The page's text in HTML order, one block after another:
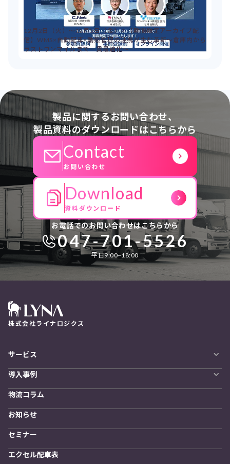
12月2日（火）～12月5日（金）：【期間限定アーカイブ配
信】WMS×自動配車×動態管理の連携が生む革新～倉庫内から
ラストワンマイルまで一貫最適化～
製品に関するお問い合わせ、
製品資料のダウンロードはこちらから
Contact
お問い合わせ
Download
資料ダウンロード
お電話でのお問い合わせはこちらから
047-701-5526
平日9:00~18:00
株式会社ライナロジクス
サービス
LYNA DXプラットフォーム
発着管理オプション
訪問計画
物流拠点最適化
開発者向けサービス
導入事例
導入をご検討の方へ
物流コラム
お知らせ
セミナー
エクセル配車表